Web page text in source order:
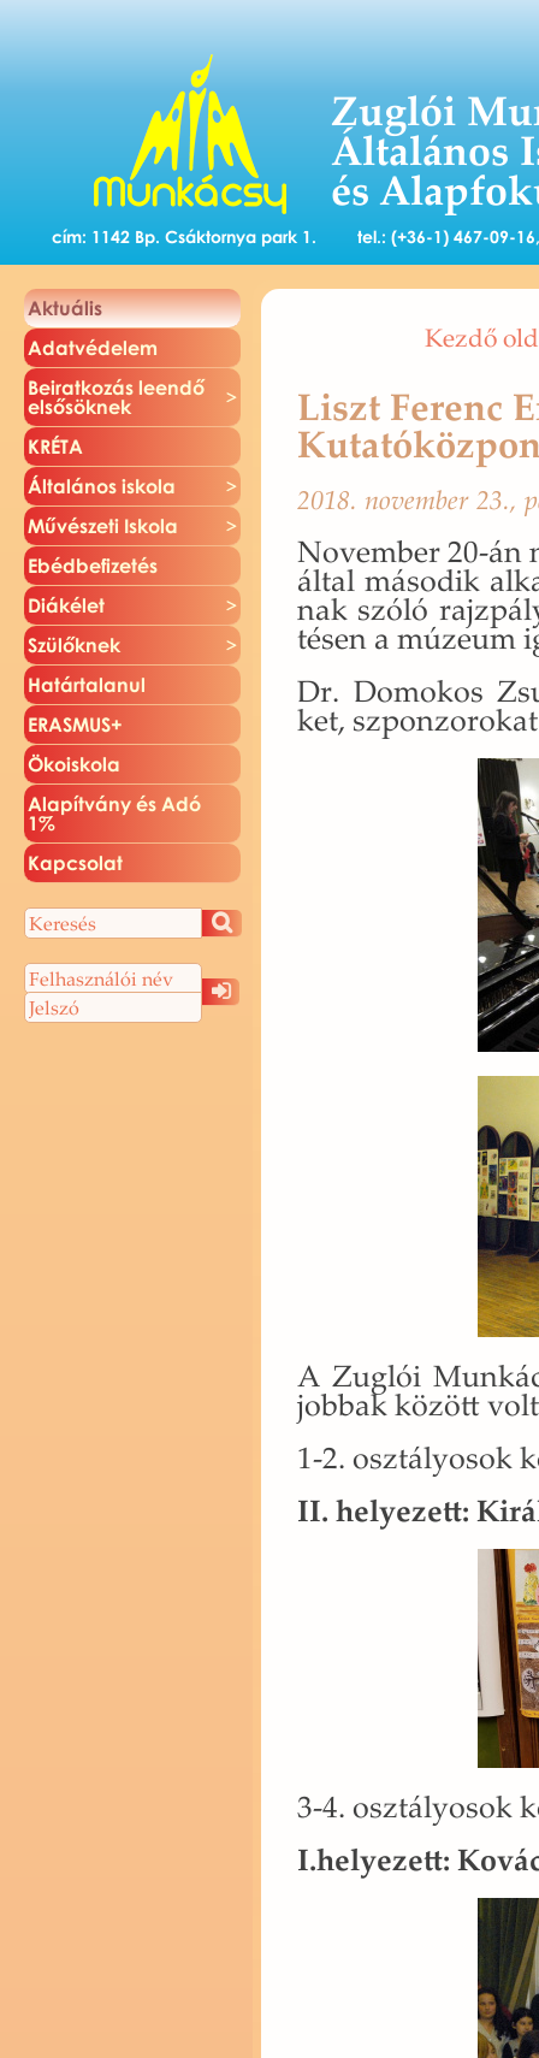
Zuglói
Általános
és
cím: 1142 Bp. Csáktornya park 1. tel.: (+36-1) 467-09-
Ak­tu­á­lis
Adat­vé­de­lem
Be­irat­ko­zás le­en­dő
el­ső­sök­nek
KRÉTA
Ál­ta­lá­nos is­ko­la
Mű­vé­sze­ti Is­ko­la
Ebéd­be­fi­ze­tés
Di­ák­élet
Szü­lők­nek
Ha­tár­ta­la­nul
ERAS­MUS+
Öko­is­ko­la
Ala­pít­vány és Adó
1%
Kap­cso­lat
Kezdő
Liszt Ferenc
2018. no­vem­ber 23.,
No­vem­ber 20-án
által má­so­dik
nak szóló
té­sen a mú­ze­um
Dr. Do­mo­kos
ket,
A Zug­lói
job­bak kö­zött
1-2. osz­tá­lyo­sok
II. he­lye­zett:
3-4. osz­tá­lyo­sok
I.​helyezett: